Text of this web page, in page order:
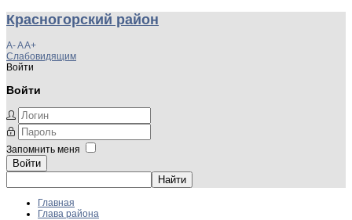
Красногорский район
A-AA+
Слабовидящим
Войти
Войти
Запомнить меня
Войти
Главная
Глава района